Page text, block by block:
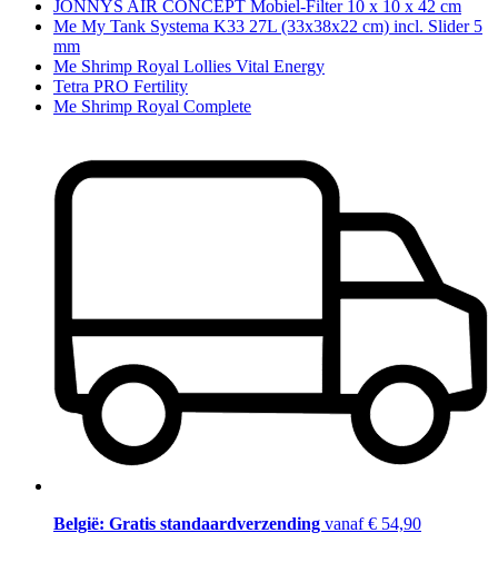
JONNYS AIR CONCEPT Mobiel-Filter 10 x 10 x 42 cm
Me My Tank Systema K33 27L (33x38x22 cm) incl. Slider 5
mm
Me Shrimp Royal Lollies Vital Energy
Tetra PRO Fertility
Me Shrimp Royal Complete
België: Gratis standaardverzending vanaf € 54,90